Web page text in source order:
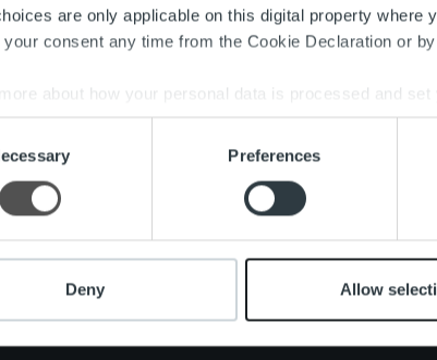
are only applicable on this digital property where
your consent any time from the Cookie Declaration or
about how your personal data is processed and set
to personalise content and ads, to provide
about your use of our site with our social media,
that you’ve provided to them or that they’ve
Preferences
Deny Allow
Search for: